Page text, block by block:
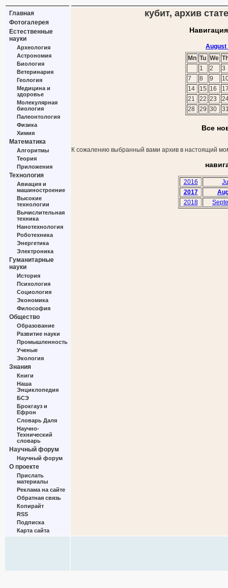
Главная
Фотогалерея
Естественные
науки
Археология
Астрономия
Биология
Ветеринария
Геология
Медицина и
здоровье
Молекулярная
биология
Палеонтология
Физика
Химия
Математика
Алгоритмы
Теория
Приложения
Технология
Авиация и
машиностроение
Высокие
технологии
Вычислительная
техника
Нанотехнология
Роботехника
Энергетика
Электроника
Гуманитарные
науки
История
Психология
Социология
Экономика
Философия
Общество
Образование
Развитие науки
Промышленность
Ученые
Экология
Знания
Книги
Наша
Энциклопедия
БСЭ
Брокгауз и
Ефрон
Словарь Даля
Научно-
Технический
словарь
Научный форум
Научный форум
О проекте
Прислать
материалы
Реклама на сайте
Обратная связь
Копирайт
RSS
Подписка
Карта сайта
кубит, архив
August
Mn Tu We
1
2
3
7
8 9
14
15 16
21
22 23
28
29 30
Все
К сожалению выбранный вами архив в настоящий
2016
2017
2018